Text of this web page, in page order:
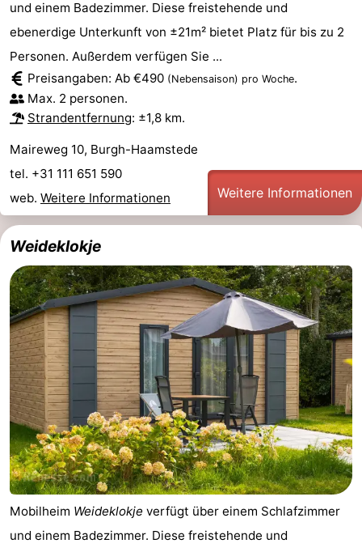
Oranjezon
Oostkapelle
-
Natur
de
Mantelingen
Domburg
-
Zoutelande
Vlissingen
-
Middelburg
Wetter
Kontakt
und einem Badezimmer. Diese freistehende und
ebenerdige Unterkunft von ±21m² bietet Platz für bis zu 2
Personen. Außerdem verfügen Sie ...
Preisangaben: Ab €490 (Nebensaison) pro Woche.
Max. 2 personen.
Strandentfernung: ±1,8 km.
Maireweg 10, Burgh-Haamstede
tel. +31 111 651 590
web. Weitere Informationen Weitere Informationen
Weideklokje
Mobilheim Weideklokje verfügt über einem Schlafzimmer
und einem Badezimmer. Diese freistehende und